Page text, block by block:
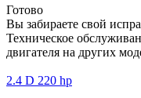
Готово
Вы забираете свой
Техническое
двигателя на других
2.4 D 220 hp